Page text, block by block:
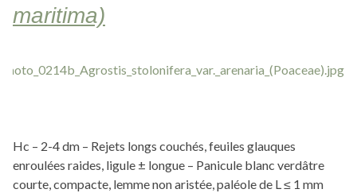
maritima)
Hc – 2-4 dm – Rejets longs couchés, feuiles glauques
enroulées raides, ligule ± longue – Panicule blanc verdâtre
courte, compacte, lemme non aristée, paléole de L ≤ 1 mm